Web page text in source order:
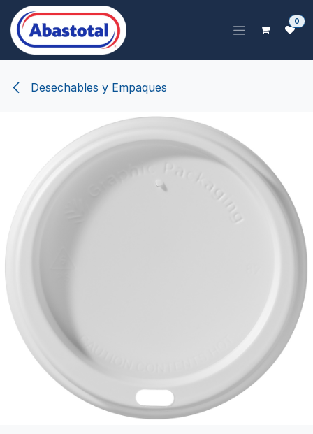
Ir al contenido
0
Desechables y Empaques